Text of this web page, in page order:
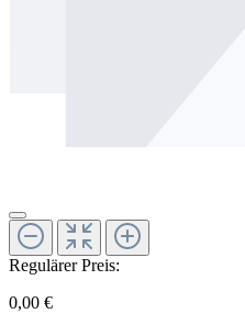
Regulärer Preis:
0,00 €